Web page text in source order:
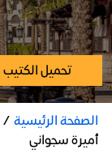
تحميل الكتيب
الصفحة الرئيسية/
أميرة سجواني